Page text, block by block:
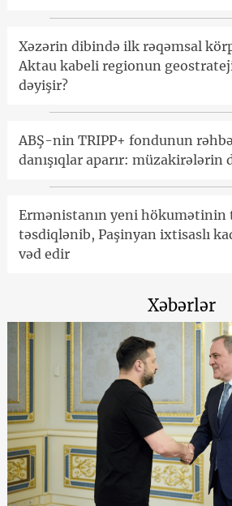
Xəzərin dibində ilk rəqəmsal
Aktau kabeli regionun
dəyişir?
ABŞ-nin TRIPP+ fondunun
danışıqlar aparır: müzakirələrin
Ermənistanın yeni hökumətinin
təsdiqlənib, Paşinyan ixtisaslı
vəd edir
Xəbərlər